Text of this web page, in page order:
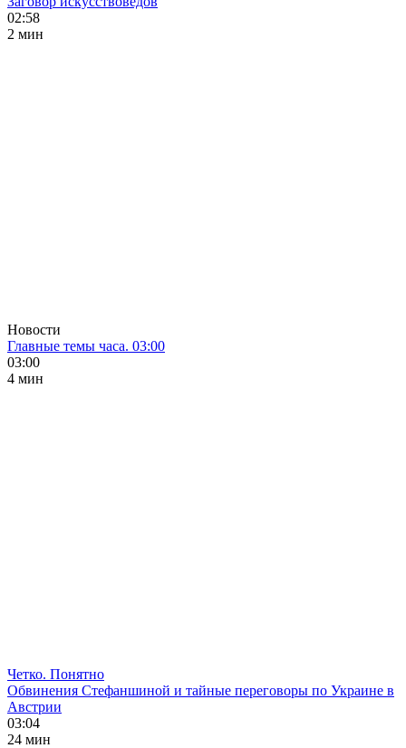
02:58
2 мин
Новости
Главные темы часа. 03:00
03:00
4 мин
Четко. Понятно
Обвинения Стефаншиной и тайные переговоры по Украине в
Австрии
03:04
24 мин